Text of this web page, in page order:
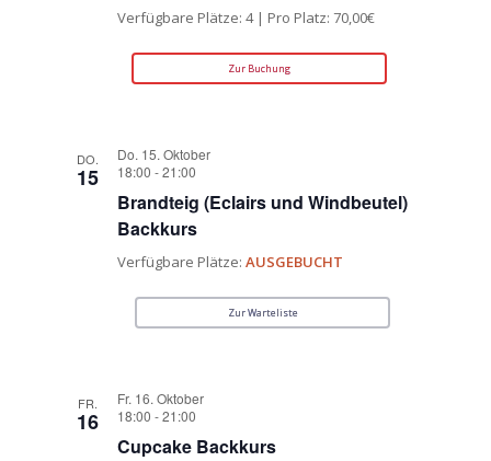
Verfügbare Plätze: 4 | Pro Platz: 70,00€
Zur Buchung
DO.
15
Do. 15. Oktober
18:00 -21:00
Brandteig (Eclairs und Windbeutel)
Backkurs
Verfügbare Plätze:AUSGEBUCHT
Zur Warteliste
FR.
16
Fr. 16. Oktober
18:00 -21:00
Cupcake Backkurs